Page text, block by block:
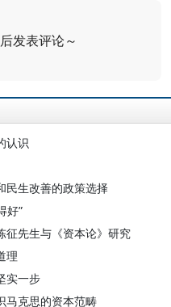
后发表评论～
认识
民生改善的政策选择
好”
先生与《资本论》研究
理
实一步
马克思的资本范畴